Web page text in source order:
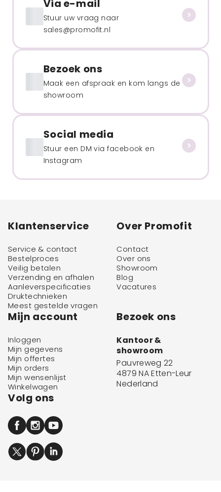
Via e-mail
Stuur uw vraag naar
sales@promofit.nl
Bezoek ons
Maak een afspraak en kom langs de
showroom
Social media
Stuur een DM via facebook en
Instagram
Klantenservice
Service & contact
Bestelproces
Veilig betalen
Verzending en afhalen
Aanleverspecificaties
Druktechnieken
Meest gestelde vragen
Over Promofit
Contact
Over ons
Showroom
Blog
Vacatures
Mijn account
Inloggen
Mijn gegevens
Mijn offertes
Mijn orders
Mijn wensenlijst
Winkelwagen
Bezoek ons
Kantoor &
showroom
Pauvreweg 22
4879 NA Etten-Leur
Nederland
Volg ons